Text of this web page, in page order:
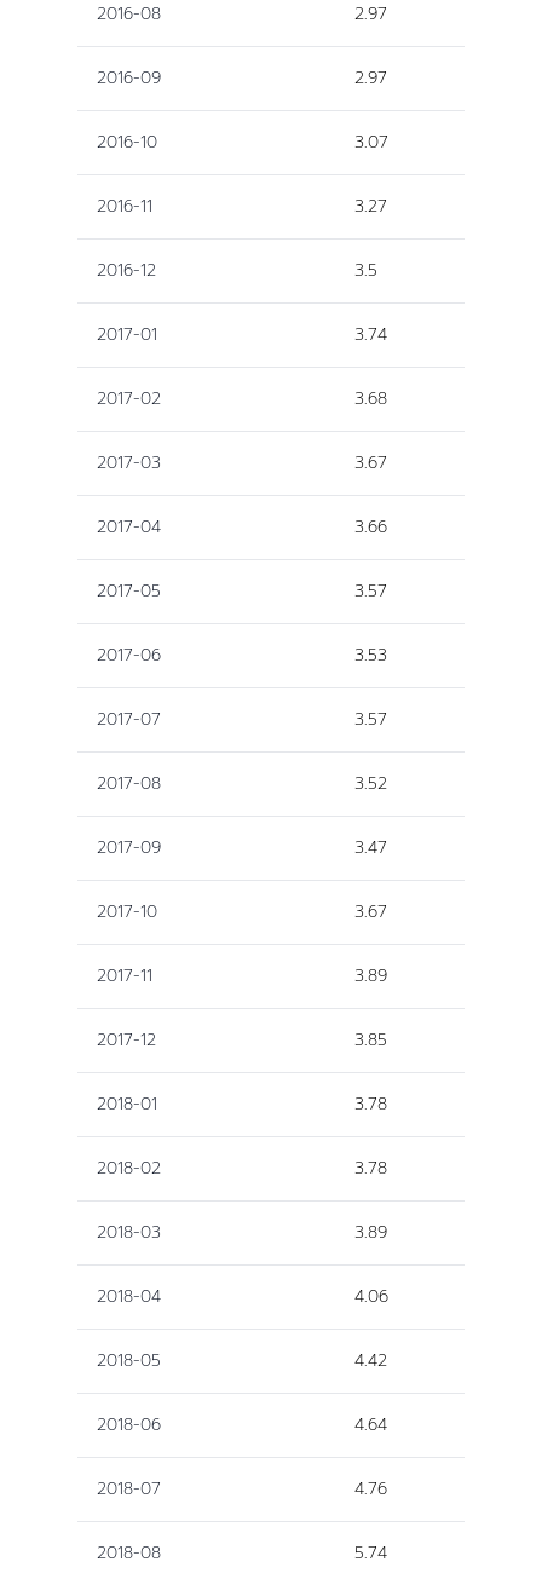
2016-08 2.97
2016-09 2.97
2016-10 3.07
2016-11 3.27
2016-12 3.5
2017-01 3.74
2017-02 3.68
2017-03 3.67
2017-04 3.66
2017-05 3.57
2017-06 3.53
2017-07 3.57
2017-08 3.52
2017-09 3.47
2017-10 3.67
2017-11 3.89
2017-12 3.85
2018-01 3.78
2018-02 3.78
2018-03 3.89
2018-04 4.06
2018-05 4.42
2018-06 4.64
2018-07 4.76
2018-08 5.74